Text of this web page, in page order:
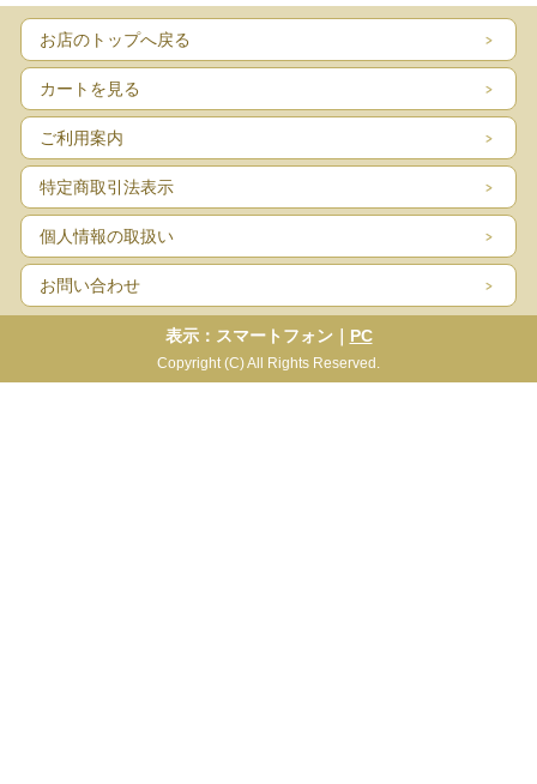
お店のトップへ戻る
カートを見る
ご利用案内
特定商取引法表示
個人情報の取扱い
お問い合わせ
表示：スマートフォン｜ PC
Copyright (C) All Rights Reserved.